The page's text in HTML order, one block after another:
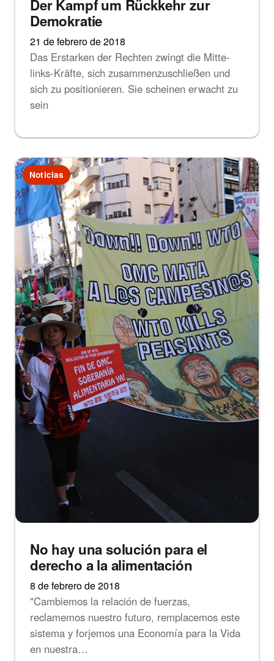
Der Kampf um Rückkehr zur
Demokratie
21 de febrero de 2018
Das Erstarken der Rechten zwingt die Mitte-
links-Kräfte, sich zusammenzuschließen und
sich zu positionieren. Sie scheinen erwacht zu
sein
Noticias
No hay una solución para el
derecho a la alimentación
8 de febrero de 2018
"Cambiemos la relación de fuerzas,
reclamemos nuestro futuro, remplacemos este
sistema y forjemos una Economía para la Vida
en nuestra…